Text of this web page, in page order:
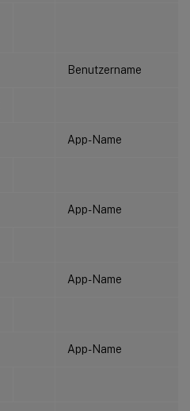
Benutzername
App-Name
App-Name
App-Name
App-Name